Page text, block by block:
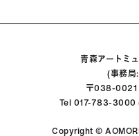
青森アートミ
(事務局
〒038-0021
Tel 017-783-
Copyright ©